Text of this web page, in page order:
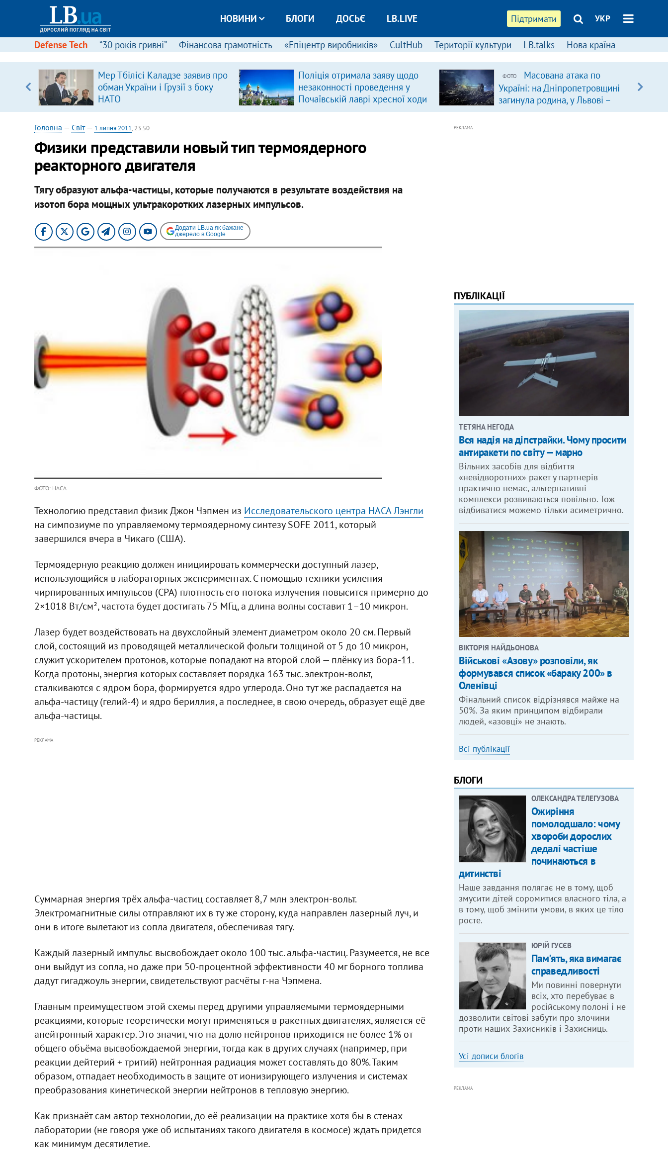
Підтримати УКР
НОВИНИ БЛОГИ ДОСЬЄ LB.LIVE
Defense Tech “30 років гривні” Фінансова грамотність «Епіцентр виробників» CultHub Території культури LB.talks Нова країна
Мер Тбілісі Каладзе заявив про
обман України і Грузії з боку
НАТО
Поліція отримала заяву щодо
незаконності проведення у
Почаївській лаврі хресної ходи
ФОТО
Масована атака по
Україні: на Дніпропетровщині
загинула родина, у Львові –
удар по багатоповерхівках
Головна — Світ— 1 липня 2011, 23:50
Физики представили новый тип термоядерного
реакторного двигателя
Тягу образуют альфа-частицы, которые получаются в результате воздействия на
изотоп бора мощных ультракоротких лазерных импульсов.
Додати LB.ua як бажане
джерело в Google
ФОТО: НАСА
Технологию представил физик Джон Чэпмен из Исследовательского центра НАСА Лэнгли
на симпозиуме по управляемому термоядерному синтезу SOFE 2011, который
завершился вчера в Чикаго (США).
Термоядерную реакцию должен инициировать коммерчески доступный лазер,
использующийся в лабораторных экспериментах. С помощью техники усиления
чирпированных импульсов (CPA) плотность его потока излучения повысится примерно до
2×1018 Вт/см², частота будет достигать 75 МГц, а длина волны составит 1–10 микрон.
Лазер будет воздействовать на двухслойный элемент диаметром около 20 см. Первый
слой, состоящий из проводящей металлической фольги толщиной от 5 до 10 микрон,
служит ускорителем протонов, которые попадают на второй слой — плёнку из бора-11.
Когда протоны, энергия которых составляет порядка 163 тыс. электрон-вольт,
сталкиваются с ядром бора, формируется ядро углерода. Оно тут же распадается на
альфа-частицу (гелий-4) и ядро бериллия, а последнее, в свою очередь, образует ещё две
альфа-частицы.
РЕКЛАМА
Суммарная энергия трёх альфа-частиц составляет 8,7 млн электрон-вольт.
Электромагнитные силы отправляют их в ту же сторону, куда направлен лазерный луч, и
они в итоге вылетают из сопла двигателя, обеспечивая тягу.
Каждый лазерный импульс высвобождает около 100 тыс. альфа-частиц. Разумеется, не все
они выйдут из сопла, но даже при 50-процентной эффективности 40 мг борного топлива
дадут гигаджоуль энергии, свидетельствуют расчёты г-на Чэпмена.
Главным преимуществом этой схемы перед другими управляемыми термоядерными
реакциями, которые теоретически могут применяться в ракетных двигателях, является её
анейтронный характер. Это значит, что на долю нейтронов приходится не более 1% от
общего объёма высвобождаемой энергии, тогда как в других случаях (например, при
реакции дейтерий + тритий) нейтронная радиация может составлять до 80%. Таким
образом, отпадает необходимость в защите от ионизирующего излучения и системах
преобразования кинетической энергии нейтронов в тепловую энергию.
Как признаёт сам автор технологии, до её реализации на практике хотя бы в стенах
лаборатории (не говоря уже об испытаниях такого двигателя в космосе) ждать придется
как минимум десятилетие.
РЕКЛАМА
ПУБЛІКАЦІЇ
ТЕТЯНА НЕГОДА
Вся надія на діпстрайки. Чому просити
антиракети по світу — марно
Вільних засобів для відбиття
«невідворотних» ракет у партнерів
практично немає, альтернативні
комплекси розвиваються повільно. Тож
відбиватися можемо тільки асиметрично.
ВІКТОРІЯ НАЙДЬОНОВА
Військові «Азову» розповіли, як
формувався список «бараку 200» в
Оленівці
Фінальний список відрізнявся майже на
50%. За яким принципом відбирали
людей, «азовці» не знають.
Всі публікації
БЛОГИ
ОЛЕКСАНДРА ТЕЛЕГУЗОВА
Ожиріння
помолодшало: чому
хвороби дорослих
дедалі частіше
починаються в
дитинстві
Наше завдання полягає не в тому, щоб
змусити дітей соромитися власного тіла, а
в тому, щоб змінити умови, в яких це тіло
росте.
ЮРІЙ ГУСЄВ
Пам'ять, яка вимагає
справедливості
Ми повинні повернути
всіх, хто перебуває в
російському полоні і не
дозволити світові забути про злочини
проти наших Захисників і Захисниць.
Усі дописи блогів
РЕКЛАМА